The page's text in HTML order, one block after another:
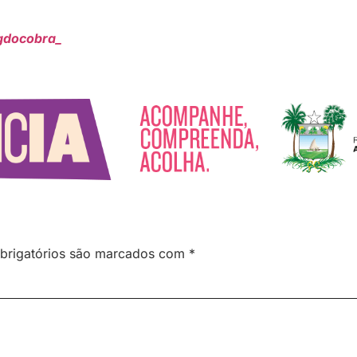
são marcados com *